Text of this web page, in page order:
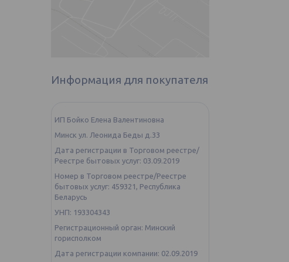
Информация для покупателя
ИП Бойко Елена Валентиновна
Минск ул. Леонида Беды д.33
Дата регистрации в Торговом реестре/
Реестре бытовых услуг: 03.09.2019
Номер в Торговом реестре/Реестре
бытовых услуг: 459321, Республика
Беларусь
УНП: 193304343
Регистрационный орган: Минский
горисполком
Дата регистрации компании: 02.09.2019